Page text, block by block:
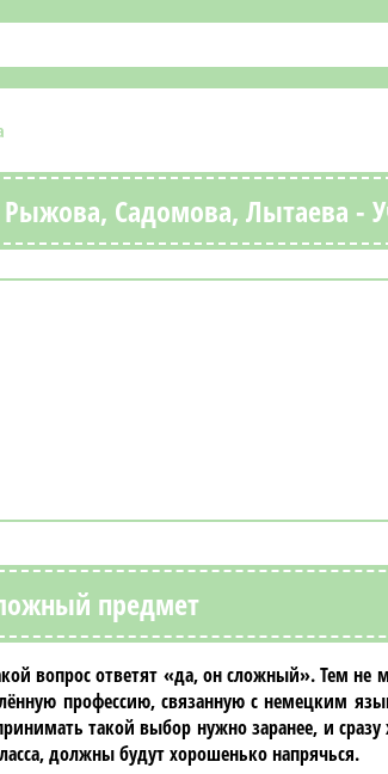
Садомова, Лытаева -
предмет
вопрос ответят «да, он сложный». Тем не
профессию, связанную снемецким
такой выбор нужно заранее, и сразу
должны будут хорошенько напрячься.